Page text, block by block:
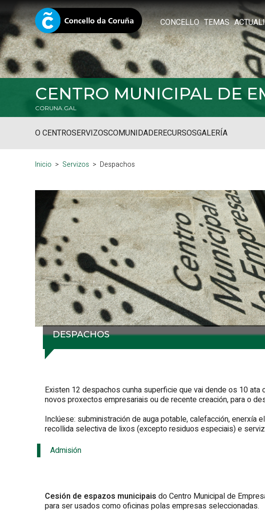
CONCELLO TEMAS
CENTRO MUNICIPAL DE
CORUNA.GAL
O CENTROSERVIZOSCOMUNIDADERECURSOSGALERÍA
Inicio Servizos Despachos
DESPACHOS
Existen 12 despachos cunha superficie que vai dende os 10
novos proxectos empresariais ou de recente creación, para o
Inclúese: subministración de auga potable, calefacción, enerxía
recollida selectiva de lixos (excepto residuos especiais) e
Admisión
Cesión de espazos municipais do Centro Municipal de
para ser usados como oficinas polas empresas seleccionadas.